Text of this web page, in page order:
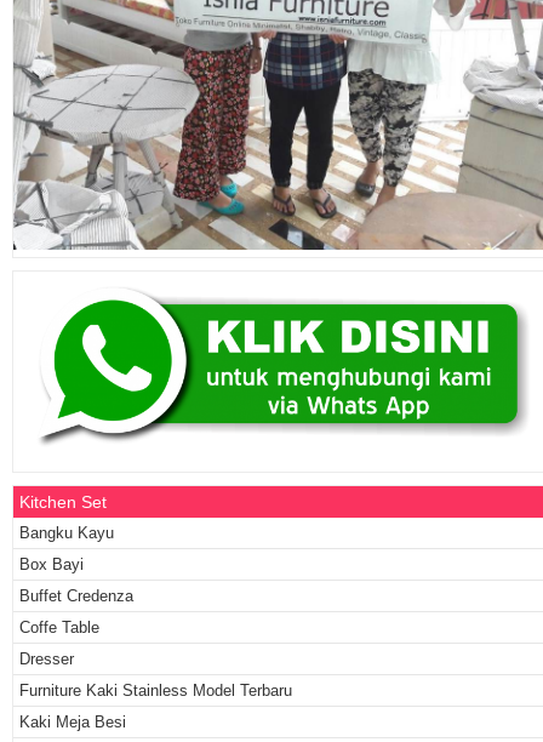
Kitchen Set
Bangku Kayu
Box Bayi
Buffet Credenza
Coffe Table
Dresser
Furniture Kaki Stainless Model Terbaru
Kaki Meja Besi